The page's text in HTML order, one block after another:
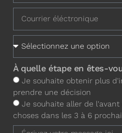
À quelle étape en êtes-
Je souhaite obtenir plus
prendre une décision
Je souhaite aller de
choses dans les 3 à 6